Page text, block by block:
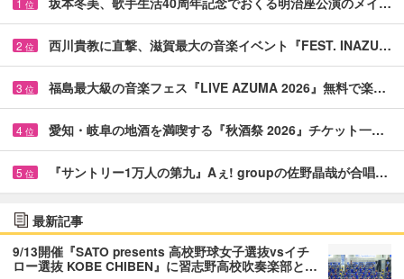
1 位
2 位 西川貴教に直撃、滋賀最大の音楽イベント『FEST. INAZU…
3 位 福島最大級の音楽フェス『LIVE AZUMA 2026』無料で楽…
4 位 愛知・岐阜の地酒を満喫する『秋酒祭 2026』チケット一…
5 位 『サントリー1万人の第九』Aぇ! groupの佐野晶哉が合唱…
最新記事
9/13開催『SATO presents 高校野球女子選抜vsイチ
ロー選抜 KOBE CHIBEN』に習志野高校吹奏楽部と…